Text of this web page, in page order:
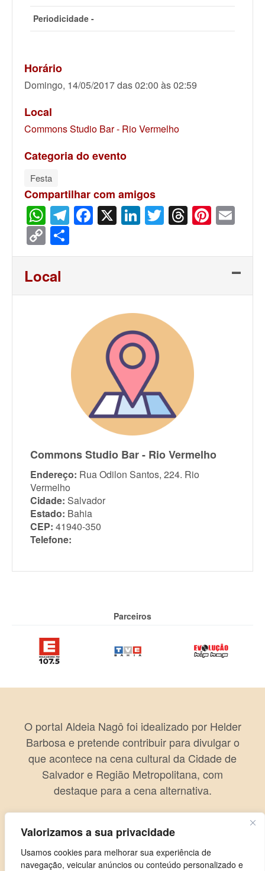
Valorizamos a sua privacidade
Usamos cookies para melhorar sua experiência de
navegação, veicular anúncios ou conteúdo personalizado e
Periodicidade -
Horário
Domingo, 14/05/2017 das 02:00 às 02:59
Local
Commons Studio Bar - Rio Vermelho
Categoria do evento
Festa
Compartilhar com amigos
WhatsApp
Telegram
Facebook
X LinkedIn
Twitter
Threads
Copy
Link
Local
Commons Studio Bar - Rio Vermelho
Endereço: Rua Odilon Santos, 224. Rio
Vermelho
Cidade: Salvador
Estado: Bahia
CEP: 41940-350
Telefone:
Parceiros
O portal Aldeia Nagô foi idealizado por Helder
Barbosa e pretende contribuir para divulgar o
que acontece na cena cultural da Cidade de
Salvador e Região Metropolitana, com
destaque para a cena alternativa.